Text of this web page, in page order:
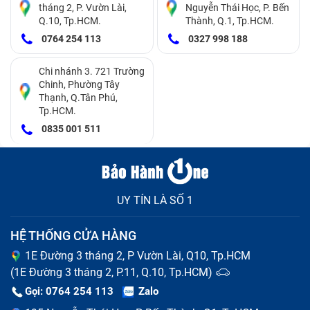
Lỗi màn hình đen:Máy tính đang mở nhưng màn
hình không hiển thị, đèn numlock và capslock chớp
nháy liên tục.
Lỗi quạt tản nhiệt:
quạt tản nhiệt của máy kêu to bất thường, máy
nhanh nóng lên và tự tắt nguồn.
tháng 2, P. Vườn Lài,
Q.10, Tp.HCM.
0764 254 113
Nguyễn Thái Học, P. Bến
Thành, Q.1, Tp.HCM.
0327 998 188
Chi nhánh 3. 721 Trường
Chinh, Phường Tây
Thạnh, Q.Tân Phú,
Tp.HCM.
0835 001 511
UY TÍN LÀ SỐ 1
HỆ THỐNG CỬA HÀNG
1E Đường 3 tháng 2, P Vườn Lài, Q10, Tp.HCM
(1E Đường 3 tháng 2, P.11, Q.10, Tp.HCM)
Gọi: 0764 254 113 Zalo